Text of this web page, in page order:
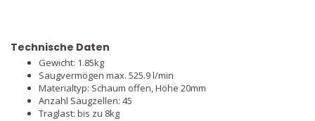
Technische Daten
Gewicht: 1.85kg
Saugvermögen max. 525.9 l/min
Materialtyp: Schaum offen, Höhe 20mm
Anzahl Saugzellen: 45
Traglast: bis zu 8kg